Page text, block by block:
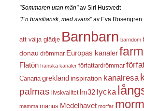
"Sommaren utan män"av Siri Hustvedt
"En brasiliansk, med svans"av Eva Rosengren
att välja glädje Barnbarn barndom
donau drömmar Europas kanaler
Flatön franska kanaler författardrömmar
Canaria grekland inspiration kanalresa
palmas livskvalitet lm32 lycka
mamma manus Medelhavet morfar